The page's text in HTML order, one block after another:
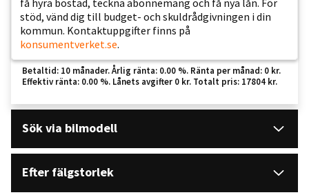
stöd, vänd dig till budget- och skuldrådgivningen i din
kommun. Kontaktuppgifter finns på
konsumentverket.se.
Betaltid: 10 månader. Årlig ränta: 0.00 %. Ränta per månad: 0 kr.
Effektiv ränta: 0.00 %. Lånets avgifter 0 kr. Totalt pris: 17804 kr.
Sök via bilmodell
Efter fälgstorlek